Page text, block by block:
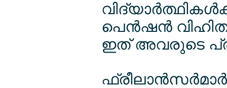
പെന്‍ഷന്‍
ഇത് അവരുടെ